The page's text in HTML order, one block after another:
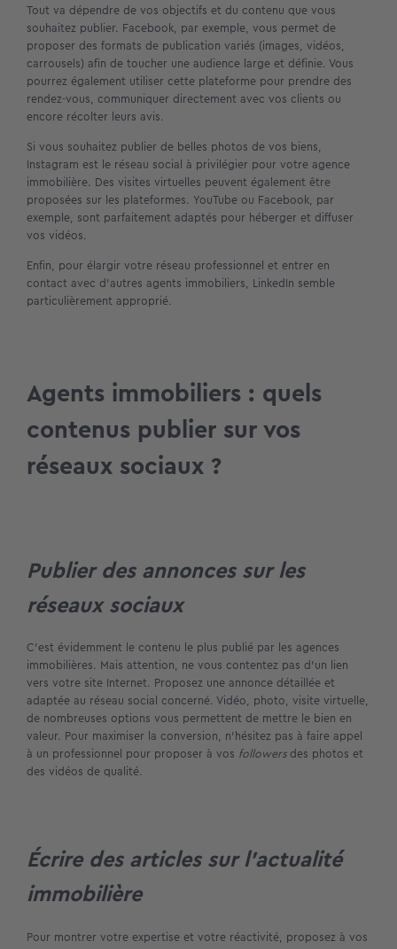
Tout va dépendre de vos objectifs et du contenu que vous
souhaitez publier. Facebook, par exemple, vous permet de
proposer des formats de publication variés (images, vidéos,
carrousels) afin de toucher une audience large et définie. Vous
pourrez également utiliser cette plateforme pour prendre des
rendez-vous, communiquer directement avec vos clients ou
encore récolter leurs avis.
Si vous souhaitez publier de belles photos de vos biens,
Instagram est le réseau social à privilégier pour votre agence
immobilière. Des visites virtuelles peuvent également être
proposées sur les plateformes. YouTube ou Facebook, par
exemple, sont parfaitement adaptés pour héberger et diffuser
vos vidéos.
Enfin, pour élargir votre réseau professionnel et entrer en
contact avec d’autres agents immobiliers, LinkedIn semble
particulièrement approprié.
Agents immobiliers : quels
contenus publier sur vos
réseaux sociaux ?
Publier des annonces sur les
réseaux sociaux
C’est évidemment le contenu le plus publié par les agences
immobilières. Mais attention, ne vous contentez pas d’un lien
vers votre site Internet. Proposez une annonce détaillée et
adaptée au réseau social concerné. Vidéo, photo, visite virtuelle,
de nombreuses options vous permettent de mettre le bien en
valeur. Pour maximiser la conversion, n’hésitez pas à faire appel
à un professionnel pour proposer à vos followersdes photos et
des vidéos de qualité.
Écrire des articles sur l’actualité
immobilière
Pour montrer votre expertise et votre réactivité, proposez à vos